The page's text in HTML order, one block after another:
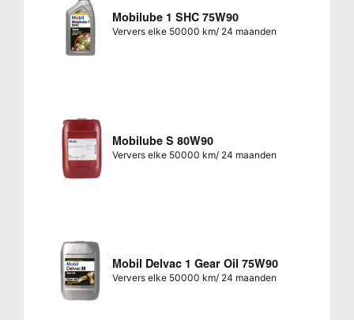
Mobilube 1 SHC 75W90
Ververs elke 50000 km/ 24 maanden
Mobilube S 80W90
Ververs elke 50000 km/ 24 maanden
Mobil Delvac 1 Gear Oil 75W90
Ververs elke 50000 km/ 24 maanden